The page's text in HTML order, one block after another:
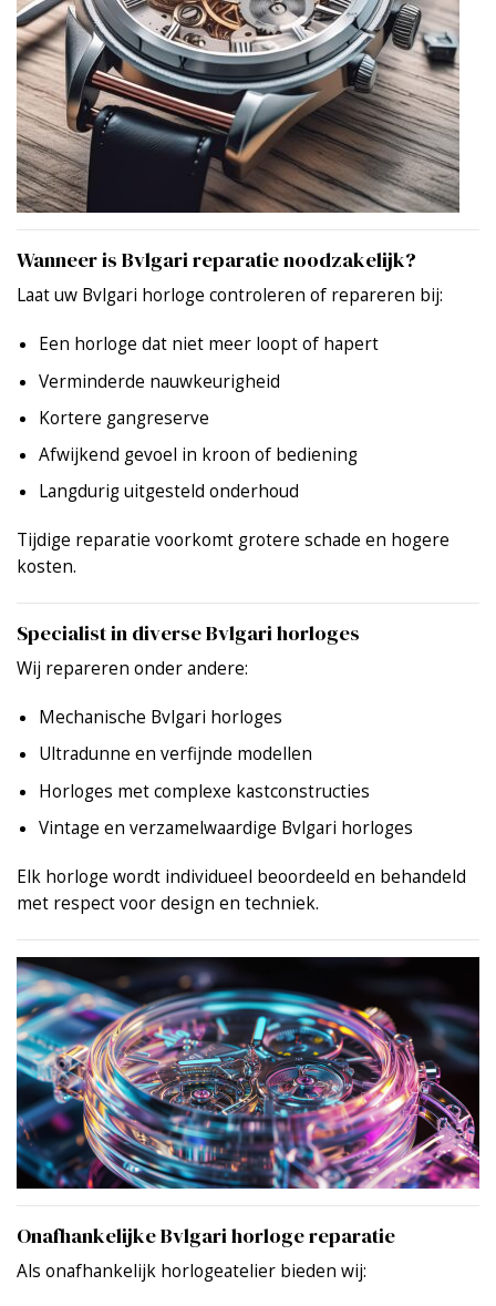
Wanneer is Bvlgari reparatie noodzakelijk?
Laat uw Bvlgari horloge controleren of repareren bij:
Een horloge dat niet meer loopt of hapert
Verminderde nauwkeurigheid
Kortere gangreserve
Afwijkend gevoel in kroon of bediening
Langdurig uitgesteld onderhoud
Tijdige reparatie voorkomt grotere schade en hogere
kosten.
Specialist in diverse Bvlgari horloges
Wij repareren onder andere:
Mechanische Bvlgari horloges
Ultradunne en verfijnde modellen
Horloges met complexe kastconstructies
Vintage en verzamelwaardige Bvlgari horloges
Elk horloge wordt individueel beoordeeld en behandeld
met respect voor design en techniek.
Onafhankelijke Bvlgari horloge reparatie
Als onafhankelijk horlogeatelier bieden wij: